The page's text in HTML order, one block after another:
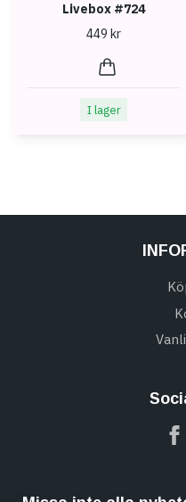
Livebox #724
449 kr
I lager